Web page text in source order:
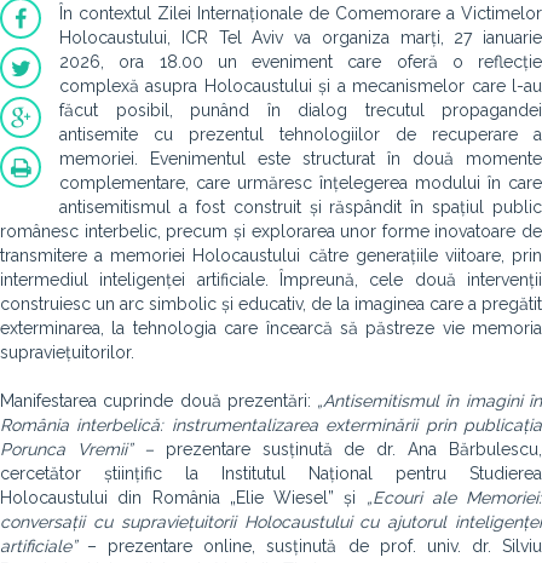
În contextul Zilei Internaționale de Comemorare a Victimelor
Holocaustului, ICR Tel Aviv va organiza marți, 27 ianuarie
2026, ora 18.00 un eveniment care oferă o reflecție
complexă asupra Holocaustului și a mecanismelor care l-au
făcut posibil, punând în dialog trecutul propagandei
antisemite cu prezentul tehnologiilor de recuperare a
memoriei. Evenimentul este structurat în două momente
complementare, care urmăresc înțelegerea modului în care
antisemitismul a fost construit și răspândit în spațiul public
românesc interbelic, precum și explorarea unor forme inovatoare de
transmitere a memoriei Holocaustului către generațiile viitoare, prin
intermediul inteligenței artificiale. Împreună, cele două intervenții
construiesc un arc simbolic și educativ, de la imaginea care a pregătit
exterminarea, la tehnologia care încearcă să păstreze vie memoria
supraviețuitorilor.
Manifestarea cuprinde două prezentări: „Antisemitismul în imagini în
România interbelică: instrumentalizarea exterminării prin publicația
Porunca Vremii” –prezentare
susținută de dr. Ana Bărbulescu,
cercetător științific la Institutul Național pentru Studierea
Holocaustului din România „Elie Wiesel” și „Ecouri ale Memoriei:
conversații cu supraviețuitorii Holocaustului cu ajutorul inteligenței
artificiale”– prezentare online, susținută de prof. univ. dr. Silviu